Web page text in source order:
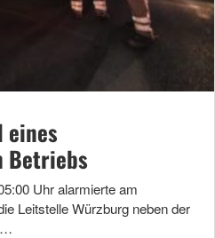
eines
Betriebs
Uhr alarmierte am
Leitstelle Würzburg neben der
…